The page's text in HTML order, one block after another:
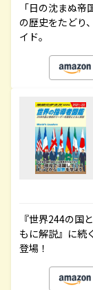
「日の沈まぬ
の歴史をたどり
イド。
『世界244の国
もに解説』に続
登場！